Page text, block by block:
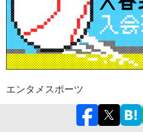
エンタメ スポーツ